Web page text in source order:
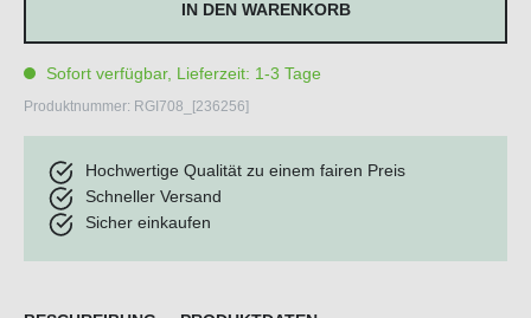
IN DEN WARENKORB
Sofort verfügbar, Lieferzeit: 1-3 Tage
Produktnummer: RGI708_[236256]
Hochwertige Qualität zu einem fairen Preis
Schneller Versand
Sicher einkaufen